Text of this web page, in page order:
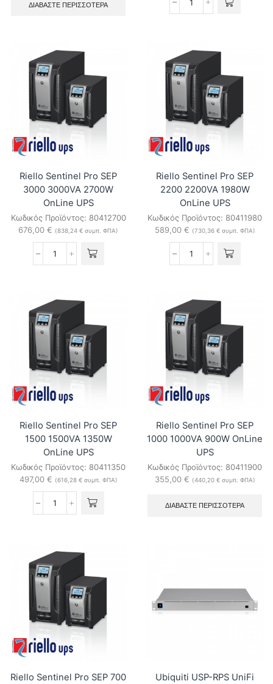
ΔΙΑΒΆΣΤΕ ΠΕΡΙΣΣΌΤΕΡΑ
Ubiquiti
Power
System
UISP
Power
ποσότητα
Riello Sentinel Pro SEP
3000 3000VA 2700W
OnLine UPS
Κωδικός Προϊόντος: 80412700
676,00 € (838,24 € συμπ. ΦΠΑ)
Riello
3000VA
2700W
OnLine
UPS
ποσότητα
Riello Sentinel Pro SEP
2200 2200VA 1980W
OnLine UPS
Κωδικός Προϊόντος: 80411980
589,00 € (730,36 €συμπ. ΦΠΑ)
Riello
2200VA
1980W
OnLine
UPS
ποσότητα
Riello Sentinel Pro SEP
1500 1500VA 1350W
OnLine UPS
Κωδικός Προϊόντος: 80411350
497,00 € (616,28 €συμπ. ΦΠΑ)
Riello
1500
1500VA
1350W
OnLine
UPS
ποσότητα
Riello Sentinel Pro SEP
1000 1000VA 900W OnLine
UPS
Κωδικός Προϊόντος: 80411900
355,00 € (440,20 €συμπ. ΦΠΑ)
ΔΙΑΒΆΣΤΕ ΠΕΡΙΣΣΌΤΕΡΑ
Riello Sentinel Pro SEP 700
Ubiquiti USP-RPS UniFi